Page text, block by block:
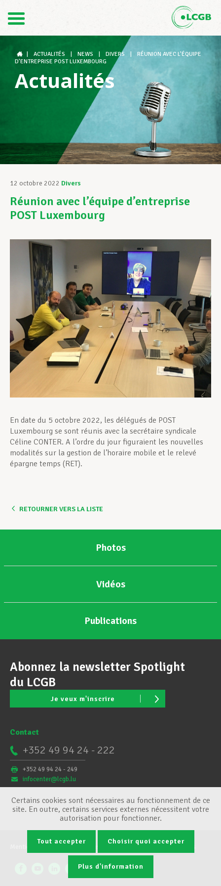
DE
Le LCGB
Structures syndicales
Assistance au Travail
Vos droits
Assistance en vie privée
Développement professionnel
Devenir Membre
Actualités
ACTUALITÉS NEWS DIVERS
RÉUNION AVEC L’ÉQUIPE
D’ENTREPRISE POST LUXEMBOURG
Actualités
12 octobre 2022 Divers
Réunion avec l’équipe d’entreprise
POST Luxembourg
En date du 5 octobre 2022, les délégués de POST
Luxembourg se sont réunis avec la secrétaire syndicale
Céline CONTER. A l’ordre du jour figuraient les nouvelles
modalités sur la gestion de l’horaire mobile et le relevé
épargne temps (RET).
RETOURNER VERS LA LISTE
Photos
Vidéos
Publications
Abonnez la newsletter Spotlight
du LCGB
Je veux m'inscrire
Contact
+352 49 94 24 - 222
+352 49 94 24 - 249
infocenter@lcgb.lu
Conditions générales Gestion des cookies
Certains cookies sont nécessaires au fonctionnement de ce
site. En outre, certains services externes nécessitent votre
autorisation pour fonctionner.
Tout accepter Choisir quoi accepter
Plus d'information